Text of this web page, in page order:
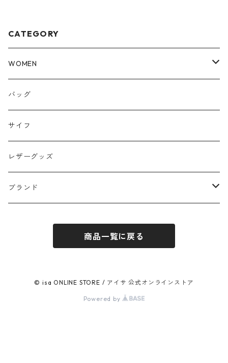
CATEGORY
WOMEN
トップス
パンツ
スカート
アウター
バッグ
サイフ
レザーグッズ
ブランド
JHON BULL / ジョンブル
blue willow / ブルーウィロー
商品一覧に戻る
© isa ONLINE STORE / アイサ 公式オンラインストア
Powered by